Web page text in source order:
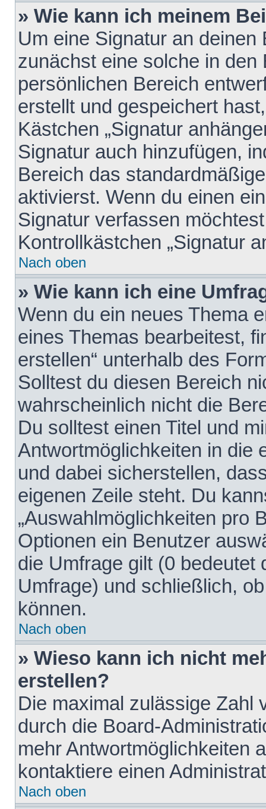
» Wie kann ich meinem
Um eine Signatur an
zunächst eine solche in den
persönlichen Bereich
erstellt und gespeichert
Kästchen „Signatur
Signatur auch hinzufügen,
Bereich das
aktivierst. Wenn du einen
Signatur verfassen
Kontrollkästchen „Signatur
Nach oben
» Wie kann ich eine
Wenn du ein neues Thema
eines Themas bearbeitest,
erstellen“ unterhalb des
Solltest du diesen Bereich
wahrscheinlich nicht die
Du solltest einen Titel und
Antwortmöglichkeiten in die
und dabei sicherstellen,
eigenen Zeile steht. Du
„Auswahlmöglichkeiten pro
Optionen ein Benutzer
die Umfrage gilt (0 bedeutet
Umfrage) und schließlich,
können.
Nach oben
» Wieso kann ich nicht
erstellen?
Die maximal zulässige Zahl
durch die Board-
mehr Antwortmöglichkeiten
kontaktiere einen
Nach oben